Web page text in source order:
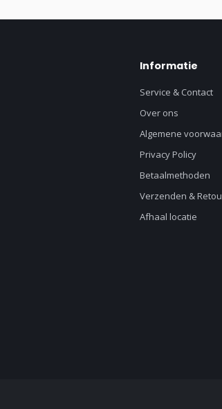
Informatie
Service & Contact
Over ons
Algemene
Privacy Policy
Betaalmethoden
Verzenden &
Afhaal locatie